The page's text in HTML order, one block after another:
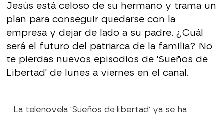
Jesús está celoso de su hermano y trama un
plan para conseguir quedarse con la
empresa y dejar de lado a su padre. ¿Cuál
será el futuro del patriarca de la familia? No
te pierdas nuevos episodios de 'Sueños de
Libertad' de lunes a viernes en el canal.
La telenovela 'Sueños de libertad' ya se ha